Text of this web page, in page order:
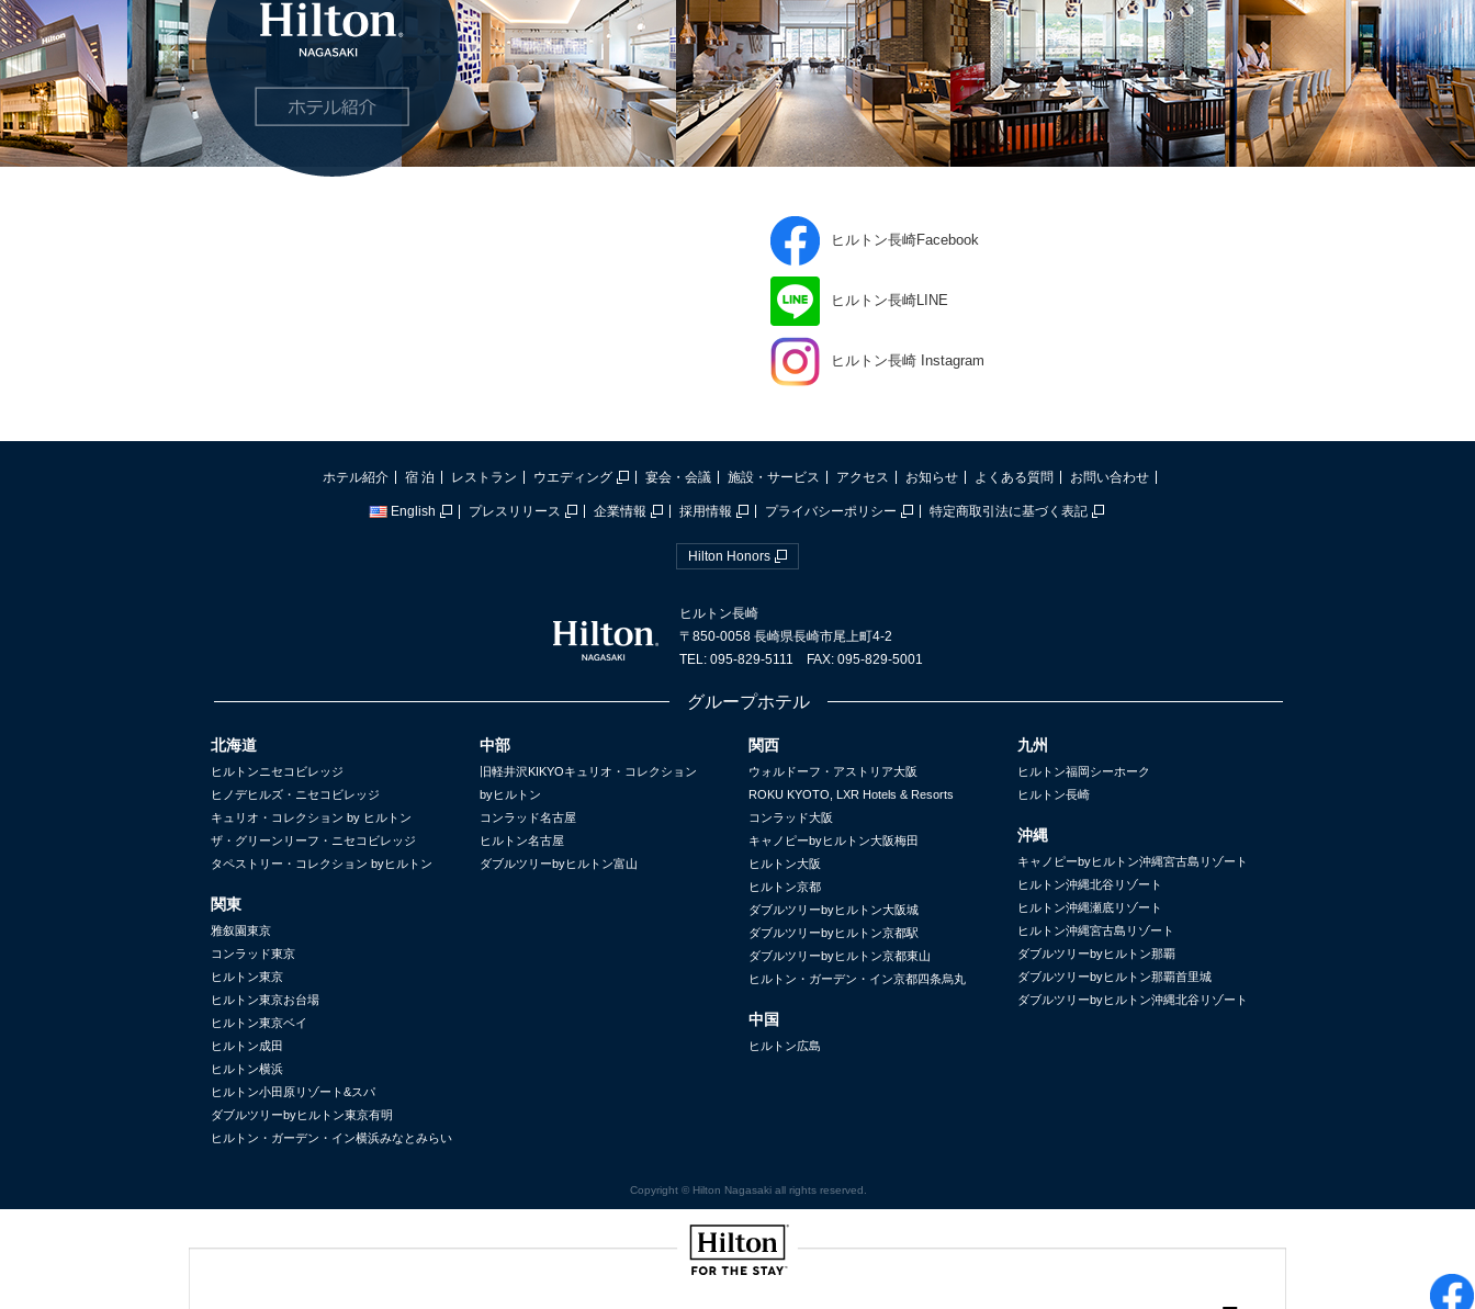
ヒルトン長崎Facebook
ヒルトン長崎LINE
ヒルトン長崎 Instagram
ホテル紹介 宿 泊 レストラン ウエディング 宴会・会議 施設・サービス アクセス お知らせ よくある質問 お問い合わせ
English プレスリリース 企業情報 採用情報 プライバシーポリシー 特定商取引法に基づく表記
Hilton Honors
ヒルトン長崎
〒850-0058 長崎県長崎市尾上町4-2
TEL: 095-829-5111 FAX: 095-829-5001
グループホテル
北海道
ヒルトンニセコビレッジ
ヒノデヒルズ・ニセコビレッジ
キュリオ・コレクション by ヒルトン
ザ・グリーンリーフ・ニセコビレッジ
タペストリー・コレクション byヒルトン
関東
雅叙園東京
コンラッド東京
ヒルトン東京
ヒルトン東京お台場
ヒルトン東京ベイ
ヒルトン成田
ヒルトン横浜
ヒルトン小田原リゾート&スパ
ダブルツリーbyヒルトン東京有明
ヒルトン・ガーデン・イン横浜みなとみらい
中部
旧軽井沢KIKYOキュリオ・コレクション
byヒルトン
コンラッド名古屋
ヒルトン名古屋
ダブルツリーbyヒルトン富山
関西
ウォルドーフ・アストリア大阪
ROKU KYOTO, LXR Hotels & Resorts
コンラッド大阪
キャノピーbyヒルトン大阪梅田
ヒルトン大阪
ヒルトン京都
ダブルツリーbyヒルトン大阪城
ダブルツリーbyヒルトン京都駅
ダブルツリーbyヒルトン京都東山
ヒルトン・ガーデン・イン京都四条烏丸
中国
ヒルトン広島
九州
ヒルトン福岡シーホーク
ヒルトン長崎
沖縄
キャノピーbyヒルトン沖縄宮古島リゾート
ヒルトン沖縄北谷リゾート
ヒルトン沖縄瀬底リゾート
ヒルトン沖縄宮古島リゾート
ダブルツリーbyヒルトン那覇
ダブルツリーbyヒルトン那覇首里城
ダブルツリーbyヒルトン沖縄北谷リゾート
Copyright © Hilton Nagasaki all rights reserved.
Hilton